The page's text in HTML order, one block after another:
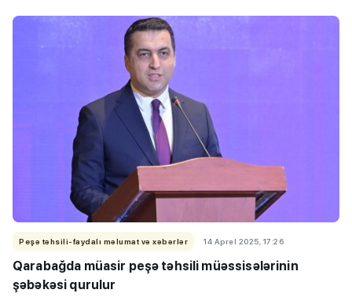
Peşə təhsili-faydalı məlumat və xəbərlər 14 Aprel 2025, 17:26
Qarabağda müasir peşə təhsili müəssisələrinin
şəbəkəsi qurulur